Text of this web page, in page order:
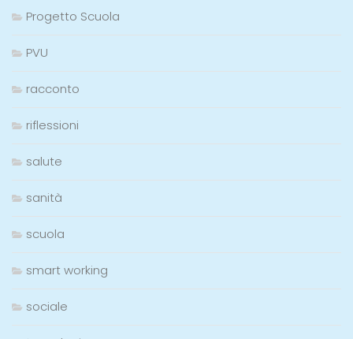
Progetto Scuola
PVU
racconto
riflessioni
salute
sanità
scuola
smart working
sociale